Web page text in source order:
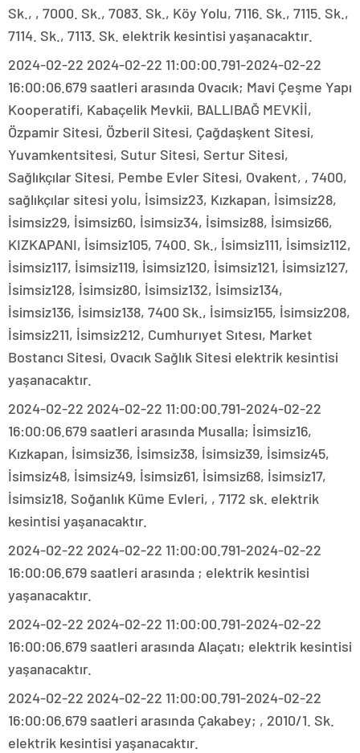
Sk., , 7000. Sk., 7083. Sk., Köy Yolu, 7116. Sk., 7115. Sk.,
7114. Sk., 7113. Sk. elektrik kesintisi yaşanacaktır.
2024-02-22 2024-02-22 11:00:00.791-2024-02-22
16:00:06.679 saatleri arasında Ovacık; Mavi Çeşme Yapı
Kooperatifi, Kabaçelik Mevkii, BALLIBAĞ MEVKİİ,
Özpamir Sitesi, Özberil Sitesi, Çağdaşkent Sitesi,
Yuvamkentsitesi, Sutur Sitesi, Sertur Sitesi,
Sağlıkçılar Sitesi, Pembe Evler Sitesi, Ovakent, , 7400,
sağlıkçılar sitesi yolu, İsimsiz23, Kızkapan, İsimsiz28,
İsimsiz29, İsimsiz60, İsimsiz34, İsimsiz88, İsimsiz66,
KIZKAPANI, İsimsiz105, 7400. Sk., İsimsiz111, İsimsiz112,
İsimsiz117, İsimsiz119, İsimsiz120, İsimsiz121, İsimsiz127,
İsimsiz128, İsimsiz80, İsimsiz132, İsimsiz134,
İsimsiz136, İsimsiz138, 7400 Sk., İsimsiz155, İsimsiz208,
İsimsiz211, İsimsiz212, Cumhurıyet Sıtesı, Market
Bostancı Sitesi, Ovacık Sağlık Sitesi elektrik kesintisi
yaşanacaktır.
2024-02-22 2024-02-22 11:00:00.791-2024-02-22
16:00:06.679 saatleri arasında Musalla; İsimsiz16,
Kızkapan, İsimsiz36, İsimsiz38, İsimsiz39, İsimsiz45,
İsimsiz48, İsimsiz49, İsimsiz61, İsimsiz68, İsimsiz17,
İsimsiz18, Soğanlık Küme Evleri, , 7172 sk. elektrik
kesintisi yaşanacaktır.
2024-02-22 2024-02-22 11:00:00.791-2024-02-22
16:00:06.679 saatleri arasında ; elektrik kesintisi
yaşanacaktır.
2024-02-22 2024-02-22 11:00:00.791-2024-02-22
16:00:06.679 saatleri arasında Alaçatı; elektrik kesintisi
yaşanacaktır.
2024-02-22 2024-02-22 11:00:00.791-2024-02-22
16:00:06.679 saatleri arasında Çakabey; , 2010/1. Sk.
elektrik kesintisi yaşanacaktır.